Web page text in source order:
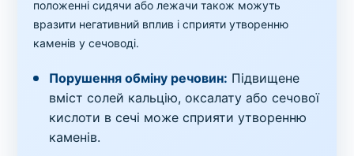
положенні сидячи або лежачи також можуть
вразити негативний вплив і сприяти утворенню
каменів у сечоводі.
Порушення обміну речовин: Підвищене
вміст солей кальцію, оксалату або сечової
кислоти в сечі може сприяти утворенню
каменів.